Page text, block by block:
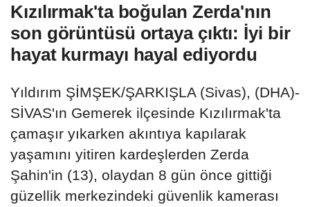
Kızılırmak'ta boğulan Zerda'nın
son görüntüsü ortaya çıktı: İyi bir
hayat kurmayı hayal ediyordu
Yıldırım ŞİMŞEK/ŞARKIŞLA (Sivas), (DHA)-
SİVAS'ın Gemerek ilçesinde Kızılırmak'ta
çamaşır yıkarken akıntıya kapılarak
yaşamını yitiren kardeşlerden Zerda
Şahin'in (13), olaydan 8 gün önce gittiği
güzellik merkezindeki güvenlik kamerası